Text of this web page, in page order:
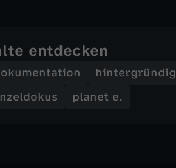
entdecken
hintergründig
planet e.